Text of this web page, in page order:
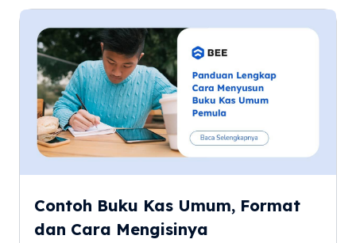
Contoh Buku Kas Umum, Format
dan Cara Mengisinya